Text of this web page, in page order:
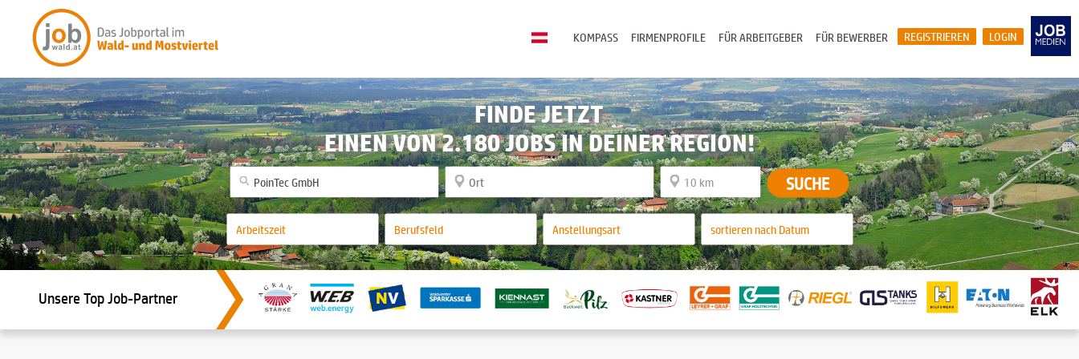
LOGIN
REGISTRIEREN
FÜR BEWERBER
FÜR ARBEITGEBER
FIRMENPROFILE
KOMPASS
FINDE JETZT
EINEN VON 2.180 JOBS IN DEINER REGION!
SUCHE
Unsere Top Job-Partner